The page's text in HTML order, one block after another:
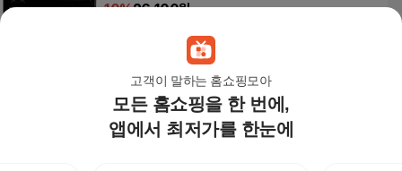
고객이 말하는 홈쇼핑모아
모든 홈쇼핑을 한 번에,
앱에서 최저가를 한눈에
10%26,100원
아트박스/파인피아 ASUS 16X OLED N7601ZW용
흡착식 정보보호필름K
29,000원